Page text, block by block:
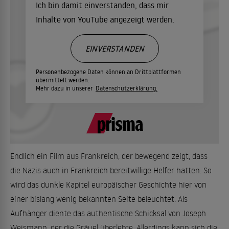
Ich bin damit einverstanden, dass mir
Inhalte von YouTube angezeigt werden.
Personenbezogene Daten können an Drittplattformen
übermittelt werden.
Mehr dazu in unserer Datenschutzerklärung.
EINVERSTANDEN
Endlich ein Film aus Frankreich, der bewegend zeigt, dass
die Nazis auch in Frankreich bereitwillige Helfer hatten. So
wird das dunkle Kapitel europäischer Geschichte hier von
einer bislang wenig bekannten Seite beleuchtet. Als
Aufhänger diente das authentische Schicksal von Joseph